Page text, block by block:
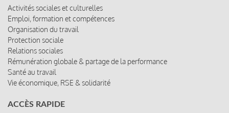
Activités sociales et culturelles
Emploi, formation et compétences
Organisation du travail
Protection sociale
Relations sociales
Rémunération globale & partage de la performance
Santé au travail
Vie économique, RSE & solidarité
ACCÈS RAPIDE